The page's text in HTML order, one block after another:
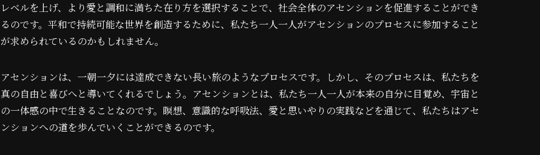
レベルを上げ、より愛と調和に満ちた在り方を選択することで、社会全体のアセンションを促進することができ
るのです。平和で持続可能な世界を創造するために、私たち一人一人がアセンションのプロセスに参加すること
が求められているのかもしれません。
アセンションは、一朝一夕には達成できない長い旅のようなプロセスです。しかし、そのプロセスは、私たちを
真の自由と喜びへと導いてくれるでしょう。アセンションとは、私たち一人一人が本来の自分に目覚め、宇宙と
の一体感の中で生きることなのです。瞑想、意識的な呼吸法、愛と思いやりの実践などを通じて、私たちはアセ
ンションへの道を歩んでいくことができるのです。